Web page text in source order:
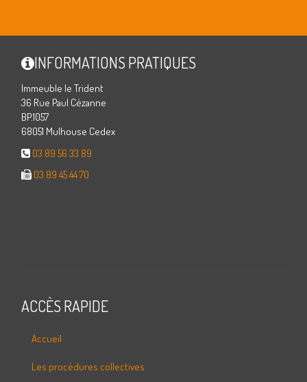
INFORMATIONS PRATIQUES
Immeuble le Trident
36 Rue Paul Cézanne
BP.1057
68051 Mulhouse Cedex
03 89 56 33 89
03 89 45 44 70
ACCÈS RAPIDE
Accueil
Les procédures collectives